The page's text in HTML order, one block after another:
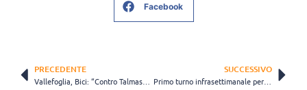
Facebook
PRECEDENTE SUCCESSIVO
Primo turno infrasettimanale per Pinerolo, Marchiaro: “La cattiveria e la determinazione saranno fondamentali”